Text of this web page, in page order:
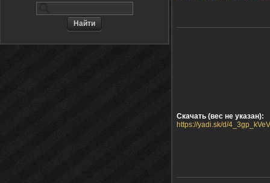
Скачать (вес не указан):
https://yadi.sk/d/